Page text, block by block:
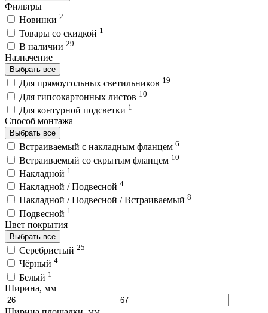
Фильтры
Новинки 2
Товары со скидкой 1
В наличии 29
Назначение
Выбрать все
Для прямоугольных светильников 19
Для гипсокартонных листов 10
Для контурной подсветки 1
Способ монтажа
Выбрать все
Встраиваемый с накладным фланцем 6
Встраиваемый со скрытым фланцем 10
Накладной 1
Накладной / Подвесной 4
Накладной / Подвесной / Встраиваемый 8
Подвесной 1
Цвет покрытия
Выбрать все
Серебристый 25
Чёрный 4
Белый 1
Ширина, мм